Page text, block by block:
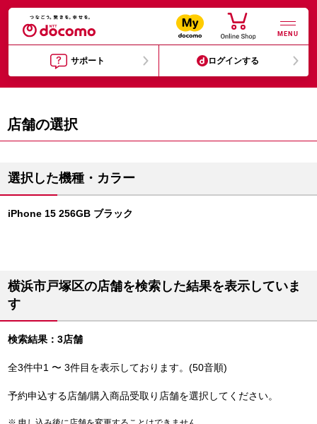
MENU
サポート ログインする
店舗の選択
選択した機種・カラー
iPhone 15 256GB ブラック
横浜市戸塚区の店舗を検索した結果を表示していま
す
検索結果：3店舗
全3件中1 〜 3件目を表示しております。(50音順)
予約申込する店舗/購入商品受取り店舗を選択してください。